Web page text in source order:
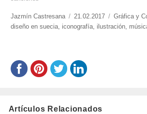
https://www.experimenta.es/author/jazmin-
castresana/
Jazmín Castresana
Publicado
el
21.02.2017 Categorías
Gráfica y
diseño en suecia iconografía ilustración
Artículos Relacionados